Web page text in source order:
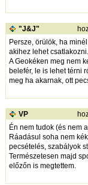
"J&J"
Persze, örülök, ha
akihez lehet csatlakozni.
A Geokéken meg nem
belefér, le is lehet térni
meg ha akarnak, ott
VP
Én nem tudok (és nem
Ráadásul soha nem
pecsételés, szabályok
Természetesen majd
előzőn is megtettem.